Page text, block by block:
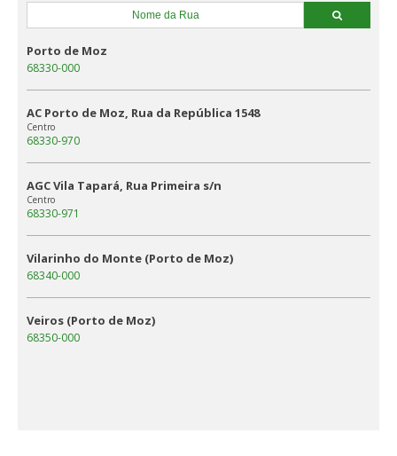
Porto de Moz
68330-000
AC Porto de Moz, Rua da República 1548
Centro
68330-970
AGC Vila Tapará, Rua Primeira s/n
Centro
68330-971
Vilarinho do Monte (Porto de Moz)
68340-000
Veiros (Porto de Moz)
68350-000